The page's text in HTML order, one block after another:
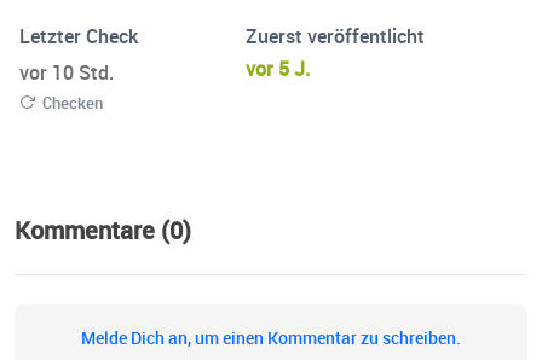
Letzter Check
vor 10 Std.
Checken
Zuerst veröffentlicht
vor 5 J.
Kommentare (0)
Melde Dich an, um einen Kommentar zu schreiben.